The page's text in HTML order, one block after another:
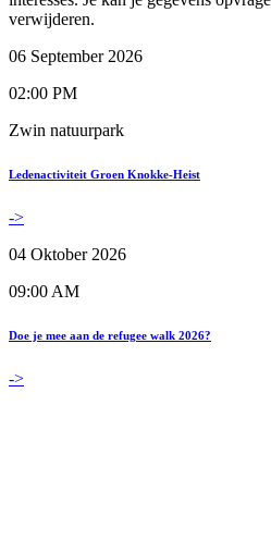
verwijderen.
06 September 2026
02:00 PM
Zwin natuurpark
Ledenactiviteit Groen Knokke-Heist
->
04 Oktober 2026
09:00 AM
Doe je mee aan de refugee walk 2026?
->